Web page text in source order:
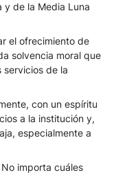
y de la Media Luna
el ofrecimiento de
solvencia moral que
servicios de la
con un espíritu
a la institución y,
especialmente a
importa cuáles